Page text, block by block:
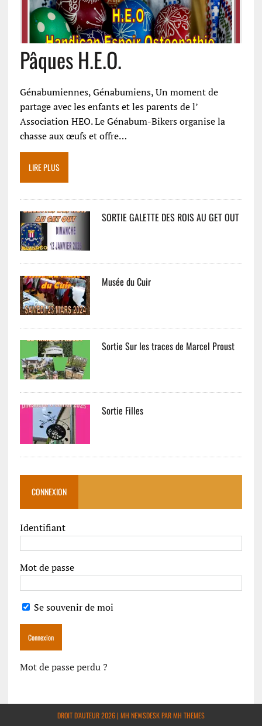
Pâques H.E.O.
Génabumiennes, Génabumiens, Un moment de
partage avec les enfants et les parents de l’
Association HEO. Le Génabum-Bikers organise la
chasse aux œufs et offre…
LIRE PLUS
SORTIE GALETTE DES ROIS AU GET OUT
Musée du Cuir
Sortie Sur les traces de Marcel Proust
Sortie Filles
CONNEXION
Identifiant
Mot de passe
Se souvenir de moi
Mot de passe perdu ?
DROIT D'AUTEUR 2026 | MH NEWSDESK PARMH THEMES